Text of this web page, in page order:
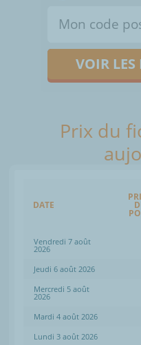
VOIR LES
Prix du
DATE
Vendredi 7 août
2026
Jeudi 6 août 2026
Mercredi 5 août
2026
Mardi 4 août 2026
Lundi 3 août 2026